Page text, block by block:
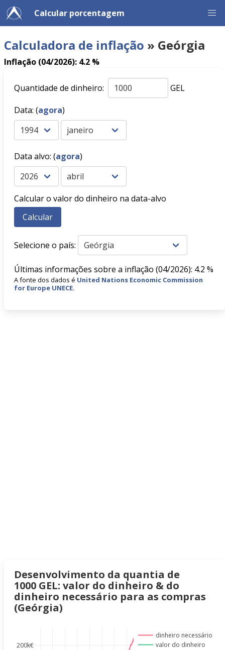
Calcular porcentagem
Calculadora de inflação » Geórgia
Inflação (04/2026): 4.2 %
Quantidade de dinheiro:
GEL
Data: (agora)
Data alvo: (agora)
Calcular o valor do dinheiro na data-alvo
Selecione o país:
Últimas informações sobre a inflação (04/2026): 4.2 %
A fonte dos dados é United Nations Economic Commission
for Europe UNECE.
Desenvolvimento da quantia de
1000 GEL: valor do dinheiro & do
dinheiro necessário para as compras
(Geórgia)
200k€
dinheiro necessário
valor do dinheiro